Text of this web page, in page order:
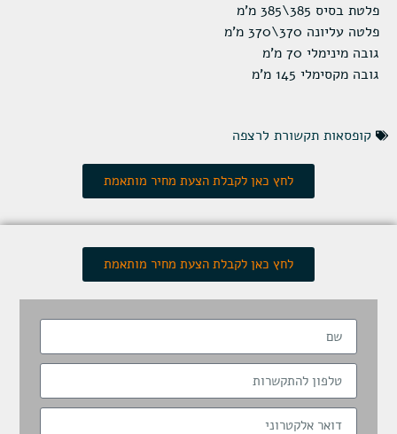
פלטת בסיס 385\385 מ'מ
פלטה עליונה 370\370 מ'מ
גובה מינימלי 70 מ'מ
גובה מקסימלי 145 מ'מ
קופסאות תקשורת לרצפה
לחץ כאן לקבלת הצעת מחיר מותאמת
לחץ כאן לקבלת הצעת מחיר מותאמת